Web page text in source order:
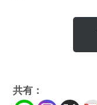
共有：